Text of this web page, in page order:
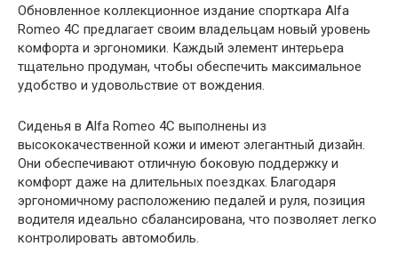
Обновленное коллекционное издание спорткара Alfa
Romeo 4C предлагает своим владельцам новый уровень
комфорта и эргономики. Каждый элемент интерьера
тщательно продуман, чтобы обеспечить максимальное
удобство и удовольствие от вождения.
Сиденья в Alfa Romeo 4C выполнены из
высококачественной кожи и имеют элегантный дизайн.
Они обеспечивают отличную боковую поддержку и
комфорт даже на длительных поездках. Благодаря
эргономичному расположению педалей и руля, позиция
водителя идеально сбалансирована, что позволяет легко
контролировать автомобиль.